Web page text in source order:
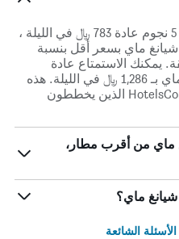
تكلف فنادق شيانج ماي المصنفة 5 نجوم عادة 783 ﷼ في الليلة ،
شيانغ ماي بسعر أقل بنسبة
يمكنك الاستمتاع عادة
بالاقامة في منتجع أنانتارا شيانغ ماي بـ 1,286 ﷼ في الليلة. هذه
صفقة رائعة لمستخدمي HotelsCombined الذين يخططون
ماي من أقرب مطار،
ماي؟
الشائعة